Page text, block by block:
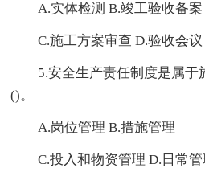
A.实体检测 B.竣工验收备案
C.施工方案审查 D.验收会议
5.安全生产责任制度是属于
()。
A.岗位管理 B.措施管理
C.投入和物资管理 D.日常管